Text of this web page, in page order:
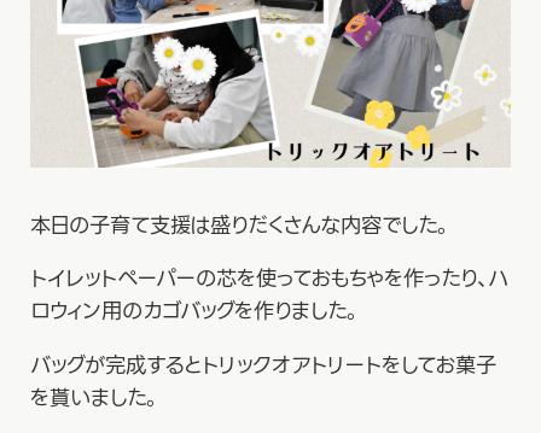
本日の子育て支援は盛りだくさんな内容でした。
トイレットペーパーの芯を使っておもちゃを作ったり、ハ
ロウィン用のカゴバッグを作りました。
バッグが完成するとトリックオアトリートをしてお菓子
を貰いました。